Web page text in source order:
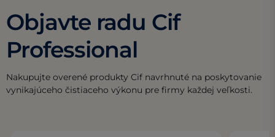
Objavte radu Cif
Professional
Nakupujte overené produkty Cif navrhnuté na poskytovanie
vynikajúceho čistiaceho výkonu pre firmy každej veľkosti.